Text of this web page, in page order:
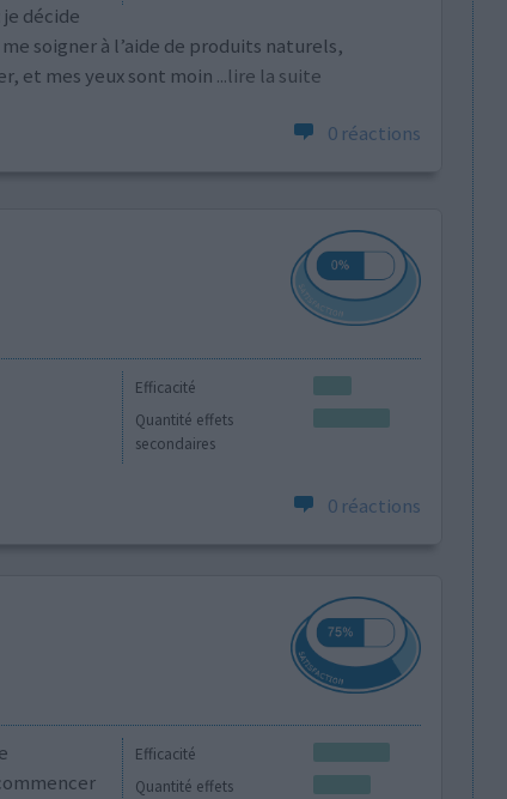
décide
soigner à l’aide de produits naturels,
et mes yeux sont moin ...lire la suite
0 réactions
Efficacité
Quantité effets
secondaires
0 réactions
Efficacité
Quantité effets